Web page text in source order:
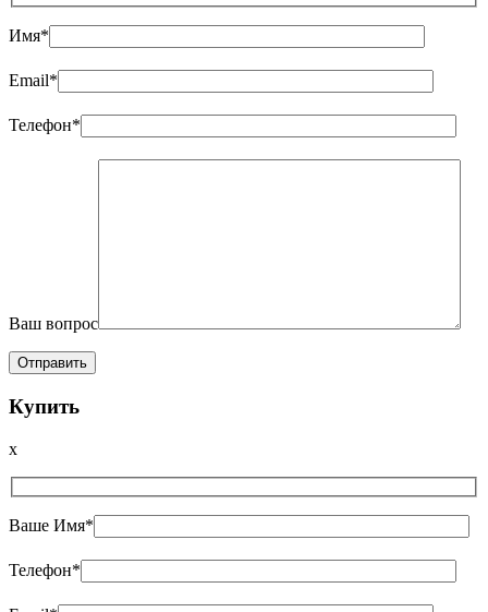
Имя*
Email*
Телефон*
Ваш вопрос
Купить
x
Ваше Имя*
Телефон*